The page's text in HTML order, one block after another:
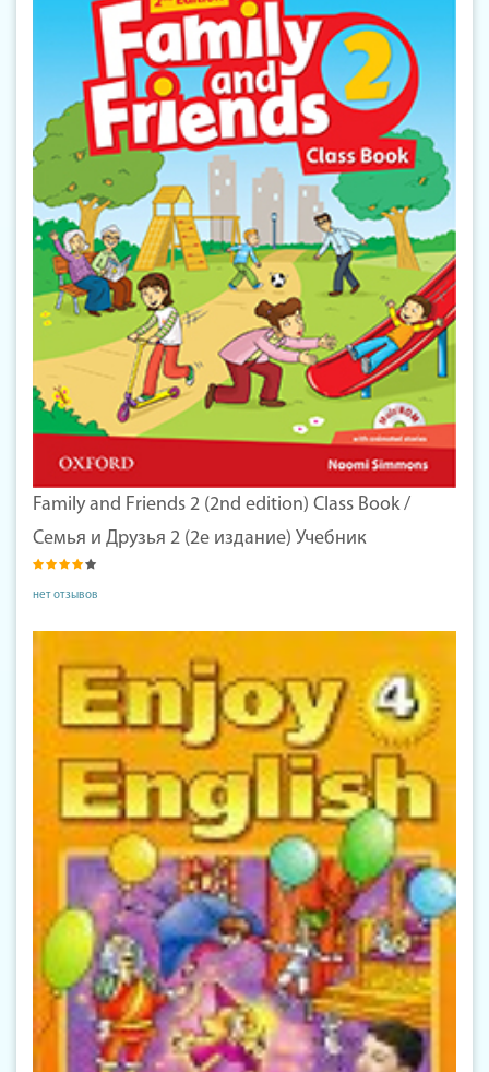
Family and Friends 2 (2nd edition) Class Book /
Семья и Друзья 2 (2е издание) Учебник
нет отзывов